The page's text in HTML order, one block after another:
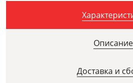
Описание
Доставка и